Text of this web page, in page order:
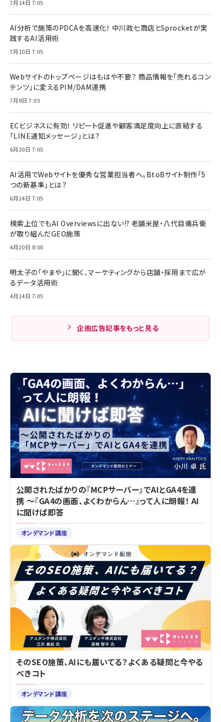
7月14日 7:05
AI分析で施策のPDCAを高速化！ 中川政七商店とSprocketが実
践するAI活用術
7月10日 7:05
Webサイトのトップページはもはや不要？ 商品情報を「売れるコン
テンツ」に変えるPIM/DAM連携
7月8日 7:05
ECビジネスに有効！ リピート促進や顧客満足度向上に直結する
「LINE通知メッセージ」とは？
6月30日 7:05
AI活用でWebサイトを優秀な営業担当者へ。BtoBサイト制作「5
つの新基準」とは？
6月24日 7:05
検索上位でもAI Overviewsに出ない!? 老舗米屋・八代目儀兵衛
が取り組んだGEO施策
4月20日 8:00
明太子の「やまや」に聞く、マーケティングから店舗・採用まで広が
るデータ活用術
4月14日 7:05
企画広告記事をもっと見る
公開されたばかりの『MCPサーバー』でAIとGA4を連
携 ～『GA4の画面、よくわからん…』って人に朗報！ AI
に聞けば即答
オンデマンド講座
そのSEO施策、AIにも届いてる？よくある疑問と今やる
べきコト
オンデマンド講座